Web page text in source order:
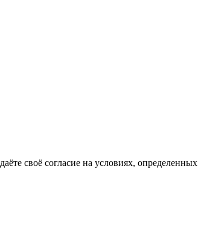
своё согласие на условиях, определенных